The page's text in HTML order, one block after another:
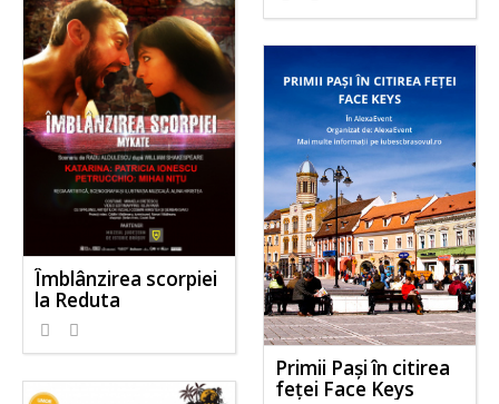
Îmblânzirea scorpiei
la Reduta
Primii Pași în citirea
feței Face Keys